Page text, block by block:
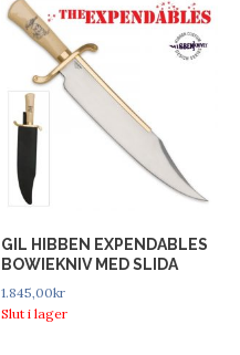
GIL HIBBEN EXPENDABLES
BOWIEKNIV MED SLIDA
1.845,00kr
Slut i lager